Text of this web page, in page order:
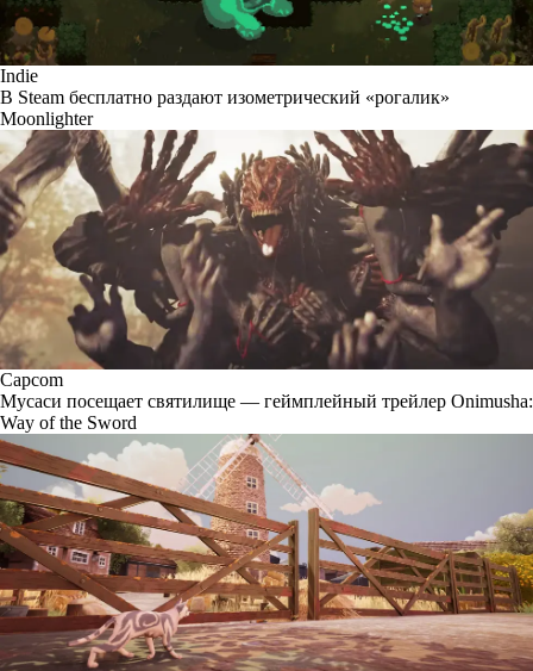
Indie
В Steam бесплатно раздают изометрический «рогалик»
Moonlighter
Capcom
Мусаси посещает святилище — геймплейный трейлер Onimusha:
Way of the Sword